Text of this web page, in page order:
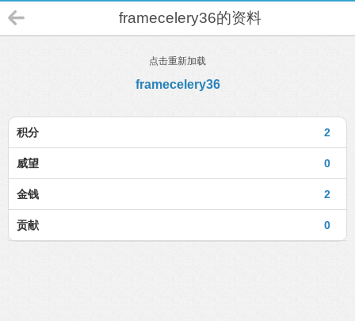
framecelery36的资料
点击重新加载
framecelery36
2
积分
0
威望
2
金钱
0
贡献